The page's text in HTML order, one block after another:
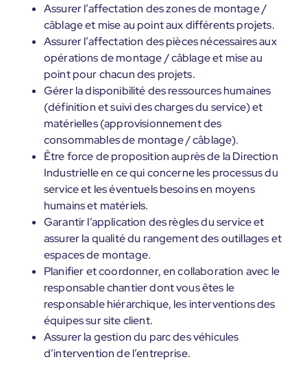
Assurer l’affectation des zones de montage /
câblage et mise au point aux différents projets.
Assurer l’affectation des pièces nécessaires aux
opérations de montage / câblage et mise au
point pour chacun des projets.
Gérer la disponibilité des ressources humaines
(définition et suivi des charges du service) et
matérielles (approvisionnement des
consommables de montage / câblage).
Être force de proposition auprès de la Direction
Industrielle en ce qui concerne les processus du
service et les éventuels besoins en moyens
humains et matériels.
Garantir l’application des règles du service et
assurer la qualité du rangement des outillages et
espaces de montage.
Planifier et coordonner, en collaboration avec le
responsable chantier dont vous êtes le
responsable hiérarchique, les interventions des
équipes sur site client.
Assurer la gestion du parc des véhicules
d’intervention de l’entreprise.